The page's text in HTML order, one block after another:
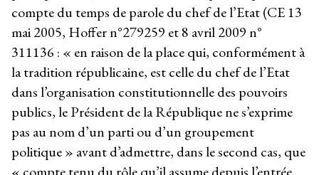
compte du temps de parole du chef de l’Etat (CE 13
mai 2005, Hoffer n°279259 et 8 avril 2009 n°
311136 : « en raison de la place qui, conformément à
la tradition républicaine, est celle du chef de l’Etat
dans l’organisation constitutionnelle des pouvoirs
publics, le Président de la République ne s’exprime
pas au nom d’un parti ou d’un groupement
politique » avant d’admettre, dans le second cas, que